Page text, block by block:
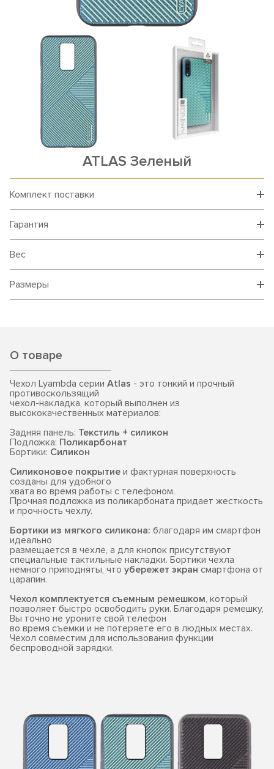
ATLAS Зеленый
Комплект поставки
Гарантия
Вес
Размеры
О товаре
Чехол Lyambda серии Atlas - это тонкий и прочный
противоскользящий
чехол-накладка, который выполнен из
высококачественных материалов:
Задняя панель: Текстиль + силикон
Подложка: Поликарбонат
Бортики: Силикон
Силиконовое покрытие и фактурная поверхность
созданы для удобного
хвата во время работы с телефоном.
Прочная подложка из поликарбоната придает жесткость
и прочность чехлу.
Бортики из мягкого силикона: благодаря им смартфон
идеально
размещается в чехле, а для кнопок присутствуют
специальные тактильные накладки. Бортики чехла
немного приподняты, что убережет экран смартфона от
царапин.
Чехол комплектуется съемным ремешком, который
позволяет быстро освободить руки. Благодаря ремешку,
Вы точно не уроните свой телефон
во время съемки и не потеряете его в людных местах.
Чехол совместим для использования функции
беспроводной зарядки.